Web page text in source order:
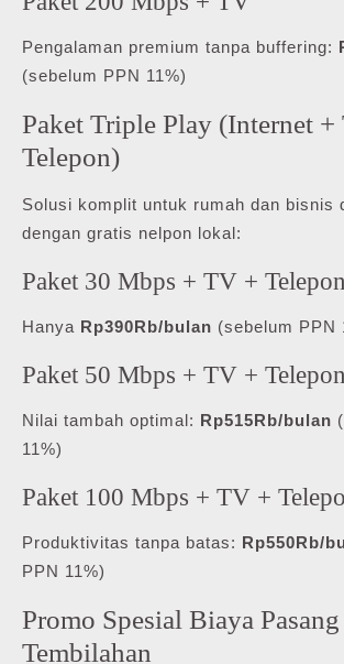
Pengalaman premium tanpa buffering:
(sebelum PPN 11%)
Paket Triple Play (Internet +
Telepon)
Solusi komplit untuk rumah dan bisnis
dengan gratis nelpon lokal:
Paket 30 Mbps + TV + Telepon
Hanya Rp390Rb/bulan (sebelum PPN
Paket 50 Mbps + TV + Telepon
Nilai tambah optimal: Rp515Rb/bulan
11%)
Paket 100 Mbps + TV +
Produktivitas tanpa batas: Rp550Rb/
PPN 11%)
Promo Spesial Biaya
Tembilahan